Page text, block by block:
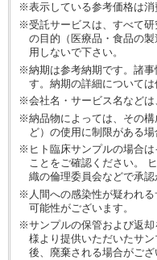
※表示している参考価格は消
※受託サービスは、すべて
の目的（医療品・食品の
用しないで下さい。
※納期は参考納期です。諸事
す。納期の詳細については
※会社名・サービス名などは
※納品物によっては、その
ど）の使用に制限がある場
※ヒト臨床サンプルの場合
ことをご確認ください。
織の倫理委員会などで承認
※人間への感染性が疑われ
可能性がございます。
※サンプルの保管および返
様より提供いただいたサ
後、廃棄される場合がござ